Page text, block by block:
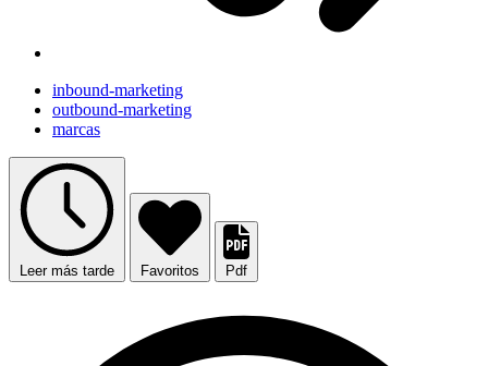
inbound-marketing
outbound-marketing
marcas
Leer más tarde Favoritos Pdf